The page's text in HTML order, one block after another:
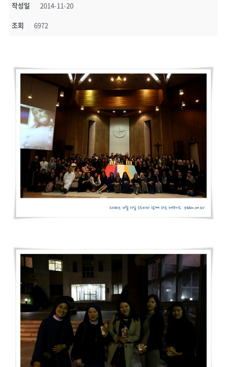
작성일 2014-11-20
조회 6972